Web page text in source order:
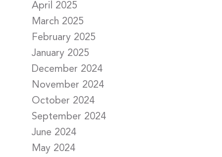
April 2025
March 2025
February 2025
January 2025
December 2024
November 2024
October 2024
September 2024
June 2024
May 2024